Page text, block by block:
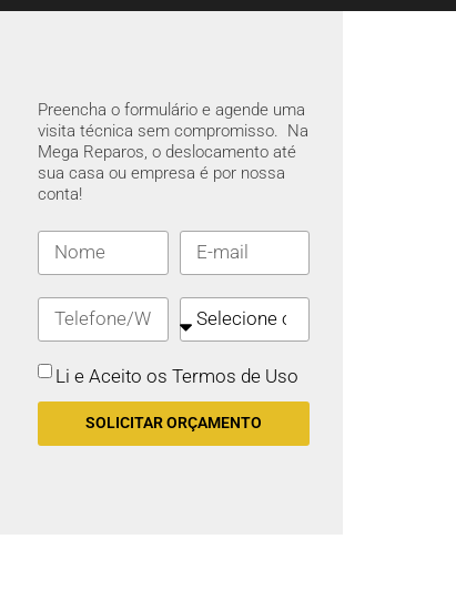
Preencha o formulário e agende uma
visita técnica sem compromisso. Na
Mega Reparos, o deslocamento até
sua casa ou empresa é por nossa
conta!
Li e Aceito os Termos de Uso
SOLICITAR ORÇAMENTO